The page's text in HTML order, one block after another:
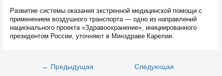
Развитие системы оказания экстренной медицинской помощи с
применением воздушного транспорта — одно из направлений
национального проекта «Здравоохранение», инициированного
президентом России, уточняют в Минздраве Карелии.
Навигация
← Предыдущая
Следующая